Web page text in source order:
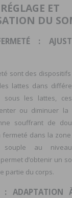
ET
DU
:
sont des
lattes dans
sous les lattes,
ou diminuer
souffrant de
fermeté dans la
au
d’obtenir un
partie du corps.
: ADAPTATION